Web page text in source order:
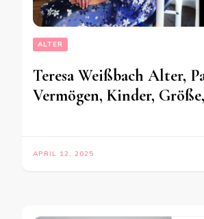
ALTER
Teresa Weißbach Alter,
Vermögen, Kinder,
APRIL 12, 2025